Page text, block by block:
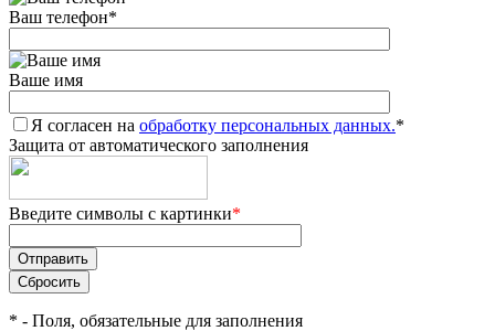
Ваш телефон*
Ваше имя
Я согласен на обработку персональных данных.*
Защита от автоматического заполнения
Введите символы с картинки*
* - Поля, обязательные для заполнения